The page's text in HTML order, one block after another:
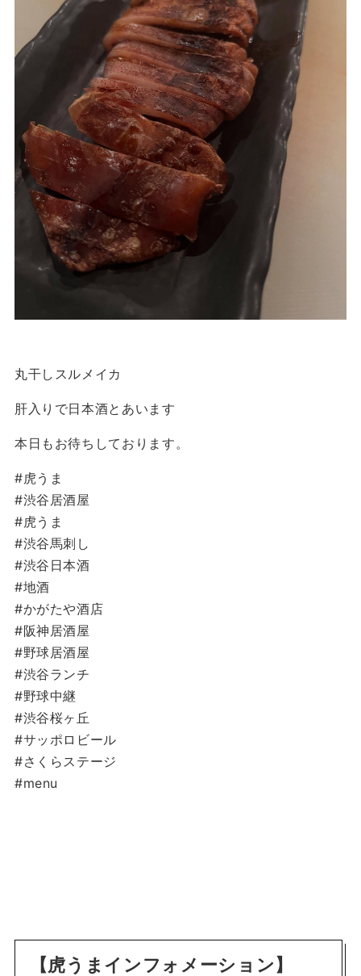
丸干しスルメイカ
肝入りで日本酒とあいます
本日もお待ちしております。
#虎うま
#渋谷居酒屋
#虎うま
#渋谷馬刺し
#渋谷日本酒
#地酒
#かがたや酒店
#阪神居酒屋
#野球居酒屋
#渋谷ランチ
#野球中継
#渋谷桜ヶ丘
#サッポロビール
#さくらステージ
#menu
【虎うまインフォメーション】